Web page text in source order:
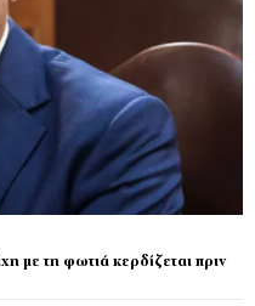
με τη φωτιά κερδίζεται πριν